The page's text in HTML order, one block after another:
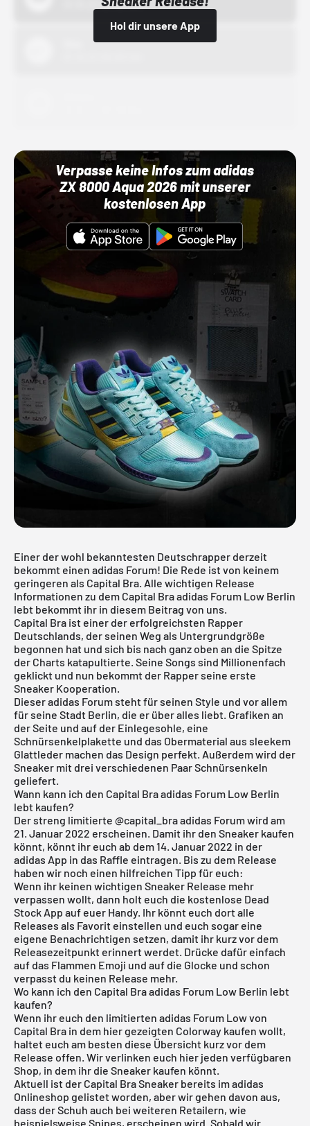
Hol dir unsere App
01.10.22 00:00 Uhr
Verpasse keine Infos zum adidas
ZX 8000 Aqua 2026 mit unserer
kostenlosen App
Einer der wohl bekanntesten Deutschrapper derzeit
bekommt einen adidas Forum! Die Rede ist von keinem
geringeren als Capital Bra. Alle wichtigen Release
Informationen zu dem Capital Bra adidas Forum Low Berlin
lebt bekommt ihr in diesem Beitrag von uns.
Capital Bra ist einer der erfolgreichsten Rapper
Deutschlands, der seinen Weg als Untergrundgröße
begonnen hat und sich bis nach ganz oben an die Spitze
der Charts katapultierte. Seine Songs sind Millionenfach
geklickt und nun bekommt der Rapper seine erste
Sneaker Kooperation.
Dieseradidas Forumsteht für seinen Style und vor allem
für seine Stadt Berlin, die er über alles liebt. Grafiken an
der Seite und auf der Einlegesohle, eine
Schnürsenkelplakette und das Obermaterial aus sleekem
Glattleder machen das Design perfekt. Außerdem wird der
Sneaker mit drei verschiedenen Paar Schnürsenkeln
geliefert.
Wann kann ich den Capital Bra adidas Forum Low Berlin
lebt kaufen?
Der streng limitierte @capital_braadidas Forum wird am
21. Januar 2022 erscheinen. Damit ihr den Sneaker kaufen
könnt, könnt ihr euch ab dem 14. Januar 2022 in der
adidas App in das Raffle eintragen. Bis zu dem Release
haben wir noch einen hilfreichen Tipp für euch:
Wenn ihr keinen wichtigen Sneaker Release mehr
verpassen wollt, dann holt euch die kostenlose Dead
Stock App auf euer Handy. Ihr könnt euch dort alle
Releases als Favorit einstellen und euch sogar eine
eigene Benachrichtigen setzen, damit ihr kurz vor dem
Releasezeitpunkt erinnert werdet. Drücke dafür einfach
auf das Flammen Emoji und auf die Glocke und schon
verpasst du keinen Release mehr.
Wo kann ich den Capital Bra adidas Forum Low Berlin lebt
kaufen?
Wenn ihr euch den limitierten adidas Forum Lowvon
Capital Bra in dem hier gezeigten Colorway kaufen wollt,
haltet euch am besten diese Übersicht kurz vor dem
Release offen. Wir verlinken euch hier jeden verfügbaren
Shop, in dem ihr die Sneaker kaufen könnt.
Aktuell ist der Capital Bra Sneaker bereits imadidas
Onlineshop gelistet worden, aber wir gehen davon aus,
dass der Schuh auch bei weiteren Retailern, wie
beispielsweise Snipes, erscheinen wird. Sobald wir